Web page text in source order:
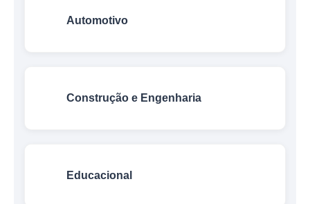
Automotivo
Construção e Engenharia
Educacional